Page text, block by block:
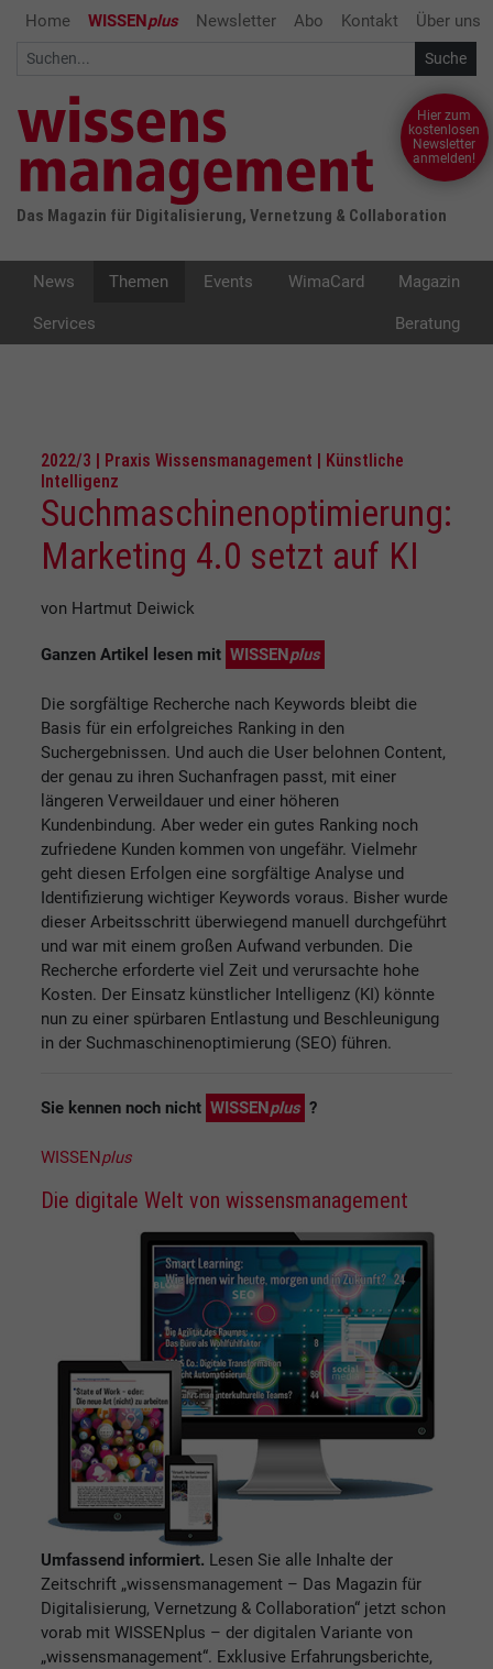
Home WISSENplus Newsletter Abo Kontakt Über uns
Das Magazin für Digitalisierung, Vernetzung & Collaboration
Hier zum
kostenlosen
Newsletter
anmelden!
News Themen Events WimaCard Magazin
Services Beratung
2022/3 | Praxis Wissensmanagement | Künstliche
Intelligenz
Suchmaschinenoptimierung:
Marketing 4.0 setzt auf KI
von Hartmut Deiwick
Ganzen Artikel lesen mit WISSENplus
Die sorgfältige Recherche nach Keywords bleibt die
Basis für ein erfolgreiches Ranking in den
Suchergebnissen. Und auch die User belohnen Content,
der genau zu ihren Suchanfragen passt, mit einer
längeren Verweildauer und einer höheren
Kundenbindung. Aber weder ein gutes Ranking noch
zufriedene Kunden kommen von ungefähr. Vielmehr
geht diesen Erfolgen eine sorgfältige Analyse und
Identifizierung wichtiger Keywords voraus. Bisher wurde
dieser Arbeitsschritt überwiegend manuell durchgeführt
und war mit einem großen Aufwand verbunden. Die
Recherche erforderte viel Zeit und verursachte hohe
Kosten. Der Einsatz künstlicher Intelligenz (KI) könnte
nun zu einer spürbaren Entlastung und Beschleunigung
in der Suchmaschinenoptimierung (SEO) führen.
Sie kennen noch nicht WISSENplus ?
WISSENplus
Die digitale Welt von wissensmanagement
Umfassend informiert. Lesen Sie alle Inhalte der
Zeitschrift „wissensmanagement – Das Magazin für
Digitalisierung, Vernetzung & Collaboration“ jetzt schon
vorab mit WISSENplus – der digitalen Variante von
„wissensmanagement“. Exklusive Erfahrungsberichte,